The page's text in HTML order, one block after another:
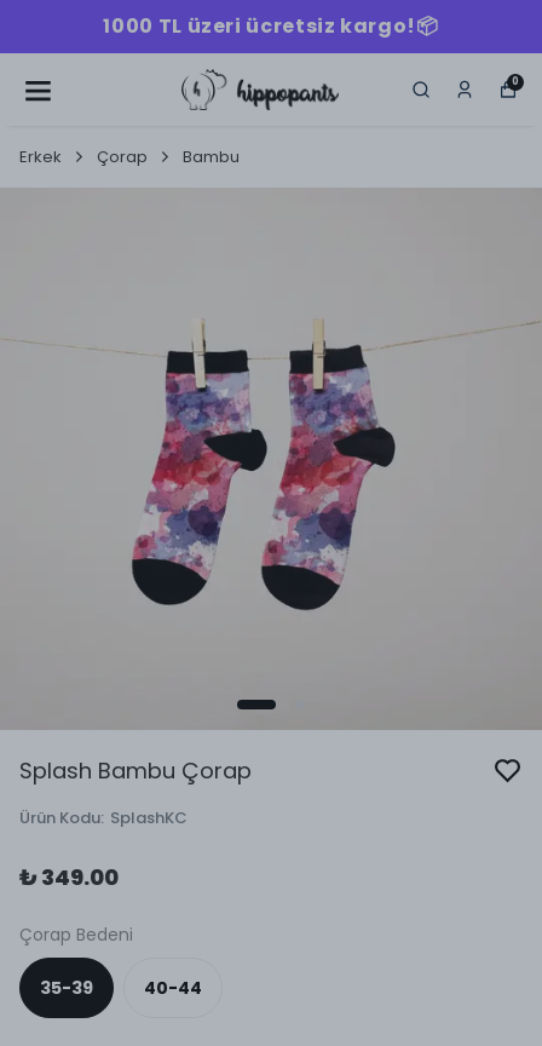
1000 TL üzeri ücretsiz kargo!📦
0
Erkek Çorap Bambu
Splash Bambu Çorap
Ürün Kodu: SplashKC
₺ 349.00
Çorap Bedeni
35-39 40-44